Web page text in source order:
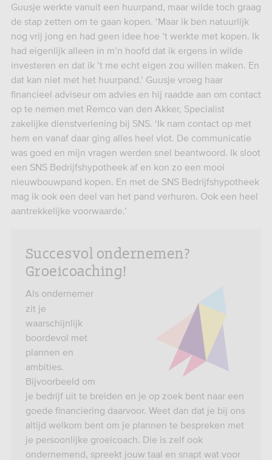
Guusje werkte vanuit een huurpand, maar wilde toch graag
de stap zetten om te gaan kopen. ‘Maar ik ben natuurlijk
nog vrij jong en had geen idee hoe ’t werkte met kopen. Ik
had eigenlijk alleen in m’n hoofd dat ik ergens in wilde
investeren en dat ik ’t me echt eigen zou willen maken. En
dat kan niet met het huurpand.’ Guusje vroeg haar
financieel adviseur om advies en hij raadde aan om contact
op te nemen met Remco van den Akker, Specialist
zakelijke dienstverlening bij SNS. ‘Ik nam contact op met
hem en vanaf daar ging alles heel vlot. De communicatie
was goed en mijn vragen werden snel beantwoord. Ik sloot
een SNS Bedrijfshypotheek af en kon zo een mooi
nieuwbouwpand kopen. En met de SNS Bedrijfshypotheek
mag ik ook een deel van het pand verhuren. Ook een heel
aantrekkelijke voorwaarde.’
Succesvol ondernemen?
Groeicoaching!
Als ondernemer
zit je
waarschijnlijk
boordevol met
plannen en
ambities.
Bijvoorbeeld om
je bedrijf uit te breiden en je op zoek bent naar een
goede financiering daarvoor. Weet dan dat je bij ons
altijd welkom bent om je plannen te bespreken met
je persoonlijke groeicoach. Die is zelf ook
ondernemend, spreekt jouw taal en snapt wat voor